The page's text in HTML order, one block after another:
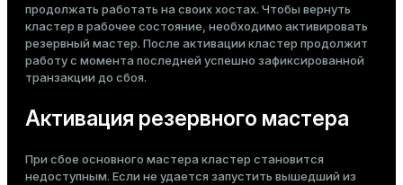
продолжать работать на своих хостах. Чтобы вернуть
кластер в рабочее состояние, необходимо активировать
резервный мастер. После активации кластер продолжит
работу с момента последней успешно зафиксированной
транзакции до сбоя.
Активация резервного мастера
При сбое основного мастера кластер становится
недоступным. Если не удается запустить вышедший из